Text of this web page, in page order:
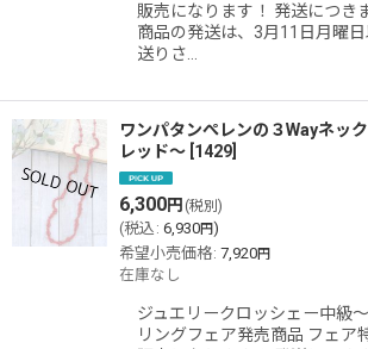
販売になります！ 発送につ
商品の発送は、3月11日月曜
送りさ…
ワンパタンぺレンの３Wayネッ
レッド〜 1429
6,300円 (税別)
(税込 : 6,930円)
希望小売価格: 7,920円
在庫なし
ジュエリークロッシェー中
リングフェア発売商品 フェア